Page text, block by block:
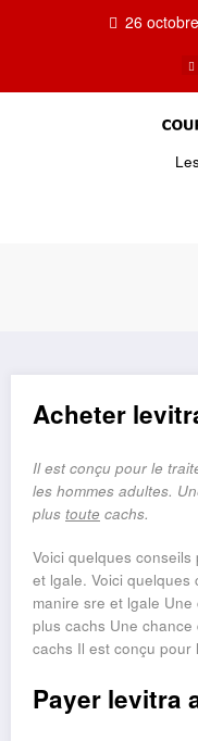
26
Acheter
Il est conçu pour le
les hommes adultes.
plus toute cachs.
Voici quelques
et lgale. Voici
manire sre et lgale
plus cachs Une
cachs Il est conçu pour
Payer levitra